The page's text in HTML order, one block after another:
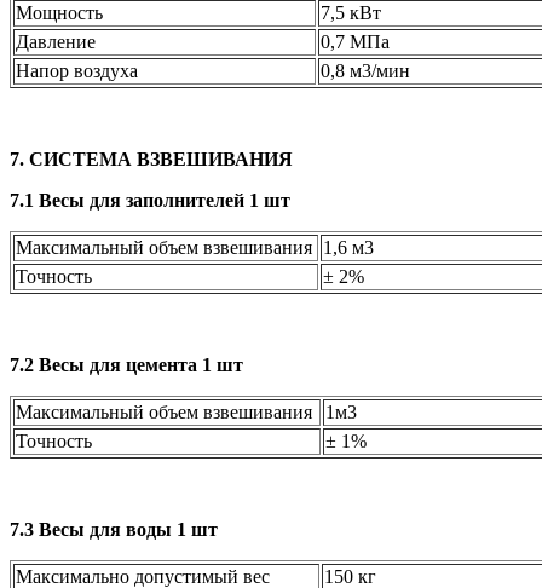
Мощность
7,5 кВт
Давление
0,7 МПа
Напор воздуха
0,8 м3/мин
7. СИСТЕМА ВЗВЕШИВАНИЯ
7.1 Весы для заполнителей 1 шт
Максимальный объем взвешивания 1,6 м3
Точность
± 2%
7.2 Весы для цемента 1 шт
Максимальный объем взвешивания
1м3
Точность
± 1%
7.3 Весы для воды 1 шт
Максимально допустимый вес
150 кг